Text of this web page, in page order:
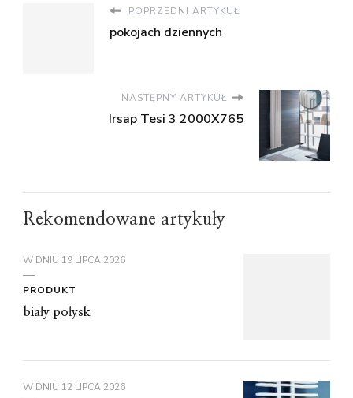
POPRZEDNI ARTYKUŁ
pokojach dziennych
NASTĘPNY ARTYKUŁ
Irsap Tesi 3 2000X765
Rekomendowane artykuły
W DNIU 19 LIPCA 2026
PRODUKT
biały połysk
W DNIU 12 LIPCA 2026